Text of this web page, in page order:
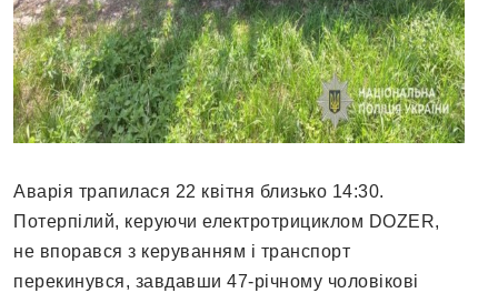
Аварія трапилася 22 квітня близько 14:30.
Потерпілий, керуючи електротрициклом DOZER,
не впорався з керуванням і транспорт
перекинувся, завдавши 47-річному чоловікові